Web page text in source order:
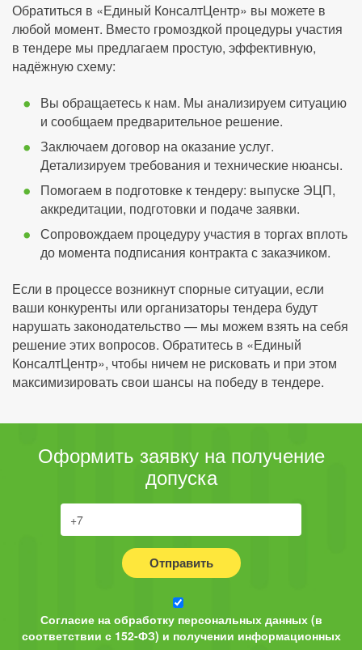
Обратиться в «Единый КонсалтЦентр» вы можете в
любой момент. Вместо громоздкой процедуры участия
в тендере мы предлагаем простую, эффективную,
надёжную схему:
Вы обращаетесь к нам. Мы анализируем ситуацию
и сообщаем предварительное решение.
Заключаем договор на оказание услуг.
Детализируем требования и технические нюансы.
Помогаем в подготовке к тендеру: выпуске ЭЦП,
аккредитации, подготовки и подаче заявки.
Сопровождаем процедуру участия в торгах вплоть
до момента подписания контракта с заказчиком.
Если в процессе возникнут спорные ситуации, если
ваши конкуренты или организаторы тендера будут
нарушать законодательство — мы можем взять на себя
решение этих вопросов. Обратитесь в «Единый
КонсалтЦентр», чтобы ничем не рисковать и при этом
максимизировать свои шансы на победу в тендере.
Оформить заявку на получение
допуска
Отправить
Согласие на обработку персональных данных (в
соответствии с 152-ФЗ) и получении информационных